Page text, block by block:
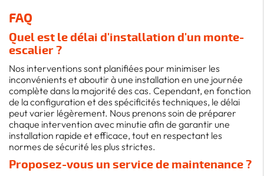
FAQ
Quel est le délai d'installation d'un monte-
escalier ?
Nos interventions sont planifiées pour minimiser les
inconvénients et aboutir à une installation en une journée
complète dans la majorité des cas. Cependant, en fonction
de la configuration et des spécificités techniques, le délai
peut varier légèrement. Nous prenons soin de préparer
chaque intervention avec minutie afin de garantir une
installation rapide et efficace, tout en respectant les
normes de sécurité les plus strictes.
Proposez-vous un service de maintenance ?